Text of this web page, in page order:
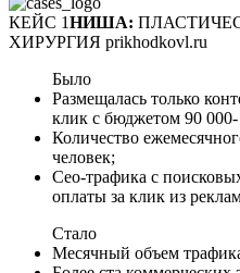
КЕЙС 1НИША:
ХИРУРГИЯ prikhodkovl.ru
Было
Размещалась только
клик с бюджетом 90
Количество
человек;
Сео-трафика с
оплаты за клик из
Стало
Месячный объем